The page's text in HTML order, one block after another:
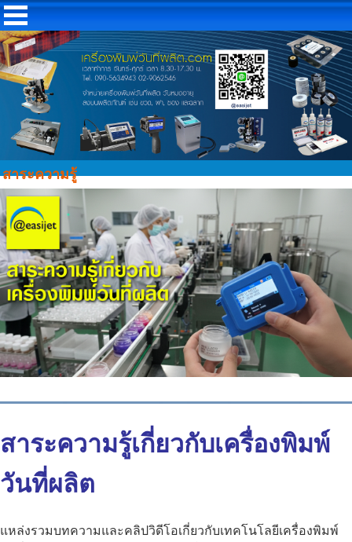
สาระความรู้
สาระความรู้เกี่ยวกับเครื่องพิมพ์
วันที่ผลิต
แหล่งรวมบทความและคลิปวิดีโอเกี่ยวกับเทคโนโลยีเครื่องพิมพ์